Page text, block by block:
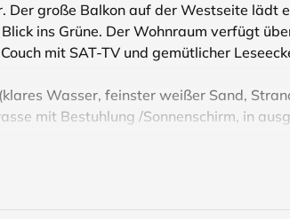
Der große Balkon auf der Westseite lädt
ins Grüne. Der Wohnraum verfügt
mit SAT-TV und gemütlicher
Wasser, feinster weißer Sand,
mit Bestuhlung /Sonnenschirm, in